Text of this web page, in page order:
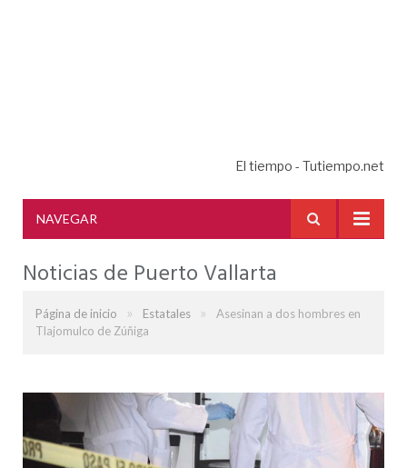
El tiempo - Tutiempo.net
NAVEGAR
Noticias de Puerto Vallarta
Página de inicio » Estatales »
Asesinan a dos hombres en
Tlajomulco de Zúñiga